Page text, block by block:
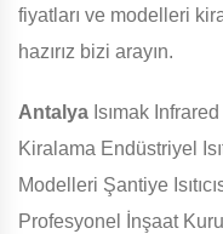
fiyatları ve modelleri
hazırız bizi arayın.
Antalya Isımak Infrared
Kiralama Endüstriyel
Modelleri Şantiye
Profesyonel İnşaat